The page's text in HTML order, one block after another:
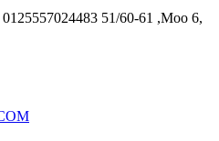
51/60-61 ,Moo 6,